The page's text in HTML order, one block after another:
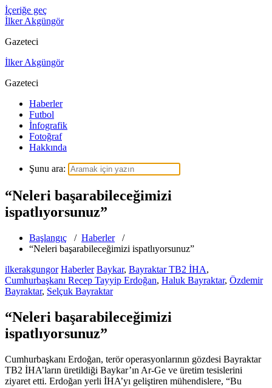
İçeriğe geç
İlker Akgüngör
Gazeteci
İlker Akgüngör
Gazeteci
Haberler
Futbol
İnfografik
Fotoğraf
Hakkında
Şunu ara:
“Neleri başarabileceğimizi
ispatlıyorsunuz”
Başlangıç / Haberler/
“Neleri başarabileceğimizi ispatlıyorsunuz”
ilkerakgungor Haberler Baykar, Bayraktar TB2 İHA,
Cumhurbaşkanı Recep Tayyip Erdoğan, Haluk Bayraktar, Özdemir
Bayraktar, Selçuk Bayraktar
“Neleri başarabileceğimizi
ispatlıyorsunuz”
Cumhurbaşkanı Erdoğan, terör operasyonlarının gözdesi Bayraktar
TB2 İHA’ların üretildiği Baykar’ın Ar-Ge ve üretim tesislerini
ziyaret etti. Erdoğan yerli İHA’yı geliştiren mühendislere, “Bu